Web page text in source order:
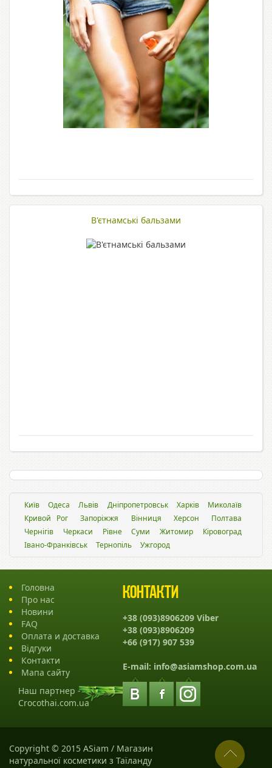
В'єтнамські бальзами
Київ Одеса Львiв Дніпропетровськ Харків
Миколаїв
Кривой Рог
Запоріжжя Вінниця Херсон
Полтава
Чернігів
Черкаси Рівне Суми Житомир
Кіровоград
Івано-Франківськ
Тернопіль Ужгород
Головна
Про нас
Новини
FAQ
Оплата и доставка
Відгуки
Контакти
Мапа сайту
Наш партнер -
Crocothai.com.ua
Контакти
+38 (093)8906209 Viber
+38 (093)8906209
+66 (917) 907 539
E-mail: info@asiamshop.com.ua
Copyright © 2015 ASiam / Магазин
натуральної косметики з Таїланду